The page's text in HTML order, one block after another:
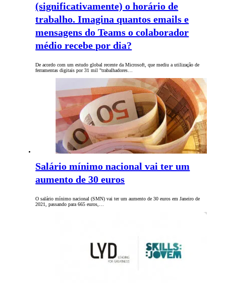
(significativamente) o horário de
trabalho. Imagina quantos emails e
mensagens do Teams o colaborador
médio recebe por dia?
De acordo com um estudo global recente da Microsoft, que mediu a utilização de
ferramentas digitais por 31 mil "trabalhadores…
Salário mínimo nacional vai ter um
aumento de 30 euros
O salário mínimo nacional (SMN) vai ter um aumento de 30 euros em Janeiro de
2021, passando para 665 euros,…